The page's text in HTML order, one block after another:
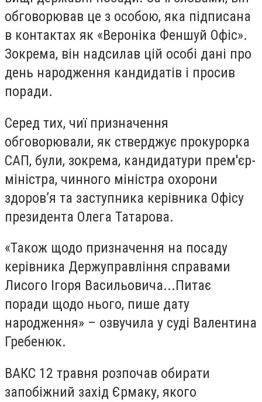
обговорював це з особою, яка підписана
в контактах як «Вероніка Феншуй Офіс».
Зокрема, він надсилав цій особі дані про
день народження кандидатів і просив
поради.
Серед тих, чиї призначення
обговорювали, як стверджує прокурорка
САП, були, зокрема, кандидатури прем'єр-
міністра, чинного міністра охорони
здоров’я та заступника керівника Офісу
президента Олега Татарова.
«Також щодо призначення на посаду
керівника Держуправління справами
Лисого Ігоря Васильовича...Питає
поради щодо нього, пише дату
народження» – озвучила у суді Валентина
Гребенюк.
ВАКС 12 травня розпочав обирати
запобіжний захід Єрмаку, якого